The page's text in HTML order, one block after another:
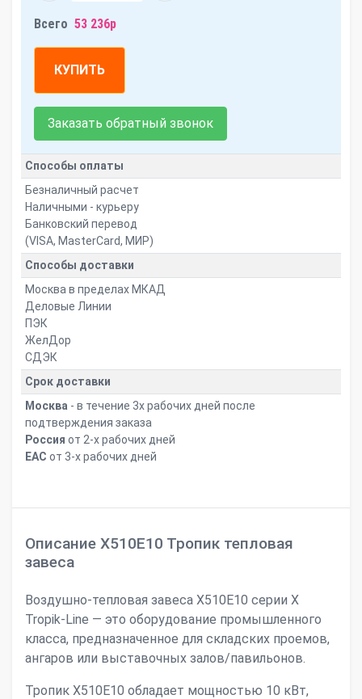
Всего 53 236р
КУПИТЬ
Заказать обратный звонок
Способы оплаты
Безналичный расчет
Наличными - курьеру
Банковский перевод
(VISA, MasterCard, МИР)
Способы доставки
Москва в пределах МКАД
Деловые Линии
ПЭК
ЖелДор
СДЭК
Срок доставки
Москва - в течение 3х рабочих дней после
подтверждения заказа
Россия от 2-х рабочих дней
ЕАС от 3-х рабочих дней
Описание Х510Е10 Тропик тепловая
завеса
Воздушно-тепловая завеса X510Е10 серии X
Tropik-Line — это оборудование промышленного
класса, предназначенное для складских проемов,
ангаров или выставочных залов/павильонов.
Тропик X510Е10 обладает мощностью 10 кВт,